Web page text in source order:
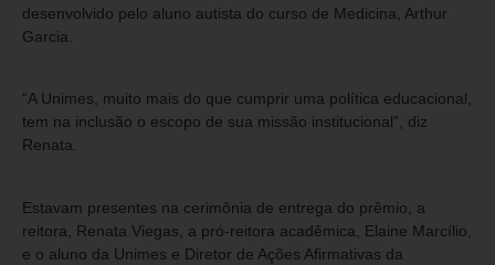
desenvolvido pelo aluno autista do curso de Medicina, Arthur
Garcia.
“A Unimes, muito mais do que cumprir uma política educacional,
tem na inclusão o escopo de sua missão institucional”, diz
Renata.
Estavam presentes na cerimônia de entrega do prêmio, a
reitora, Renata Viegas, a pró-reitora acadêmica, Elaine Marcílio,
e o aluno da Unimes e Diretor de Ações Afirmativas da